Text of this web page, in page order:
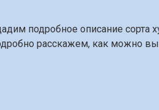
подробное описание сорта
расскажем, как можно